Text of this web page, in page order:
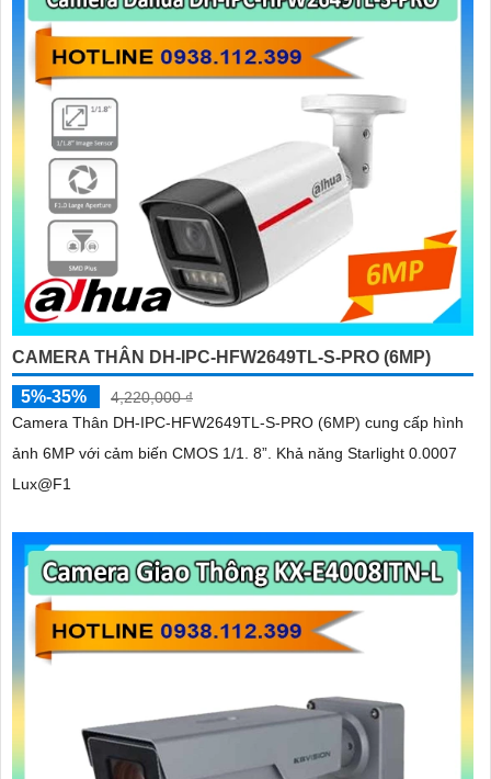
CAMERA THÂN DH-IPC-HFW2649TL-S-PRO (6MP)
5%-35%
4,220,000 ₫
Camera Thân DH-IPC-HFW2649TL-S-PRO (6MP) cung cấp hình
ảnh 6MP với cảm biến CMOS 1/1. 8”. Khả năng Starlight 0.0007
Lux@F1